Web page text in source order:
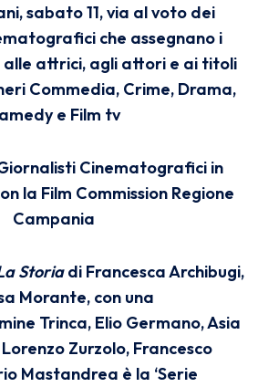
sabato 11, via al voto dei
che assegnano i
alle attrici, agli attori e ai titoli
Commedia, Crime, Drama,
e Film tv
Cinematografici in
la Film Commission Regione
Campania
Storiadi Francesca Archibugi,
Morante, con una
Trinca, Elio Germano, Asia
Zurzolo, Francesco
Mastandrea è la ‘Serie